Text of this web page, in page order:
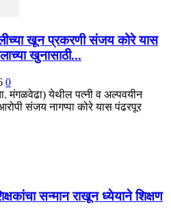
खून प्रकरणी संजय कोरे यास
खुनासाठी...
0
मंगळवेढा) येथील पत्नी व अल्पवयीन
संजय नागप्पा कोरे यास पंढरपूर
सन्मान राखून ध्येयाने शिक्षण